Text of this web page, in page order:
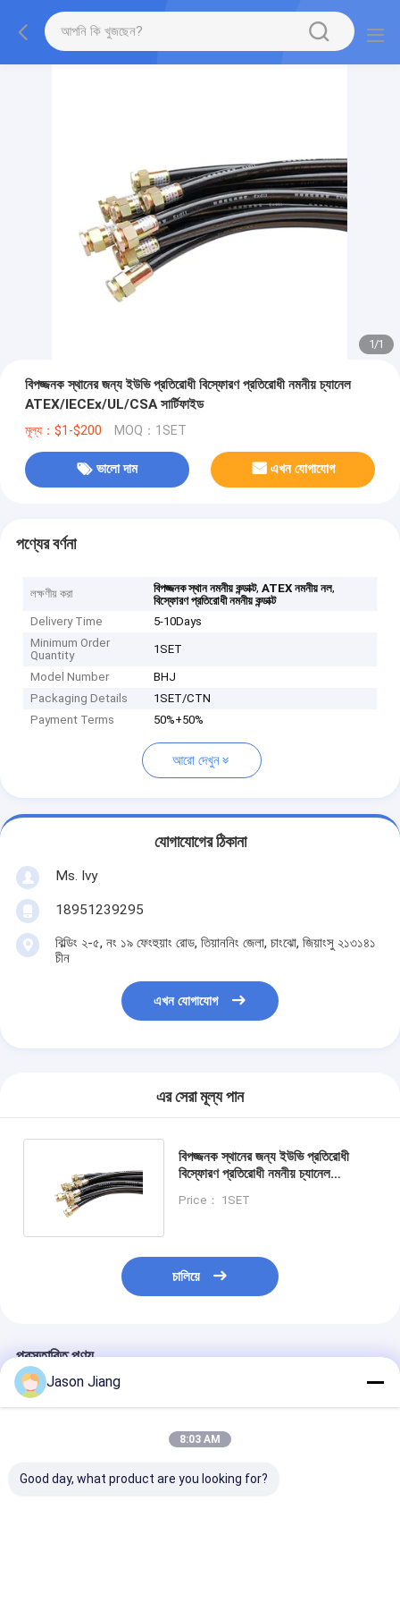
1/1
বিপজ্জনক স্থানের জন্য ইউভি প্রতিরোধী বিস্ফোরণ প্রতিরোধী নমনীয় চ্যানেল
ATEX/IECEx/UL/CSA সার্টিফাইড
মূল্য：$1-$200 MOQ：1SET
ভালো দাম এখন যোগাযোগ
পণ্যের বর্ণনা
লক্ষণীয় করা বিপজ্জনক স্থান নমনীয় কন্ডাক্ট,ATEX নমনীয় নল,
বিস্ফোরণ প্রতিরোধী নমনীয় কন্ডাক্ট
Delivery Time
5-10Days
Minimum Order
Quantity
1SET
Model Number
BHJ
Packaging Details
1SET/CTN
Payment Terms
50%+50%
আরো দেখুন
যোগাযোগের ঠিকানা
Ms. Ivy
18951239295
বিল্ডিং ২-৫, নং ১৯ ফেংহুয়াং রোড, তিয়াননিং জেলা, চাংঝো, জিয়াংসু ২১৩১৪১
চীন
এখন যোগাযোগ
এর সেরা মূল্য পান
বিপজ্জনক স্থানের জন্য ইউভি প্রতিরোধী
বিস্ফোরণ প্রতিরোধী নমনীয় চ্যানেল
Price： 1SET
চালিয়ে
প্রস্তাবিত পণ্য
Jason Jiang
8:03 AM
Good day, what product are you looking for?